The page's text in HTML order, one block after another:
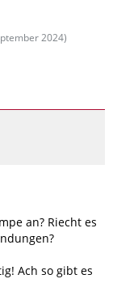
2024)
an? Riecht es
Ach so gibt es